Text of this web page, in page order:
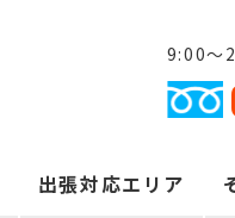
9:00～
出張対応エリア